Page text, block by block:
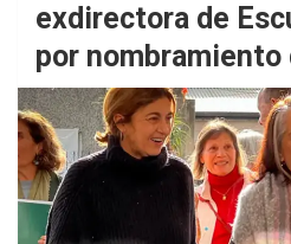
exdirectora de
por nombramiento